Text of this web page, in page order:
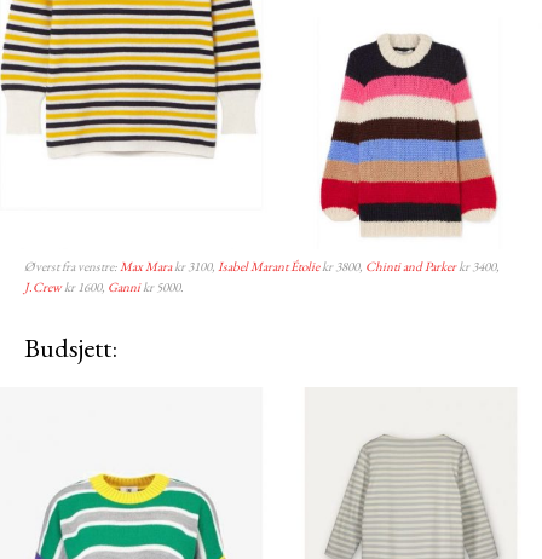
Øverst fra venstre: Max Marakr 3100, Isabel Marant Étoliekr 3800, Chinti and Parkerkr 3400,
J.Crewkr 1600, Gannikr 5000.
Budsjett: